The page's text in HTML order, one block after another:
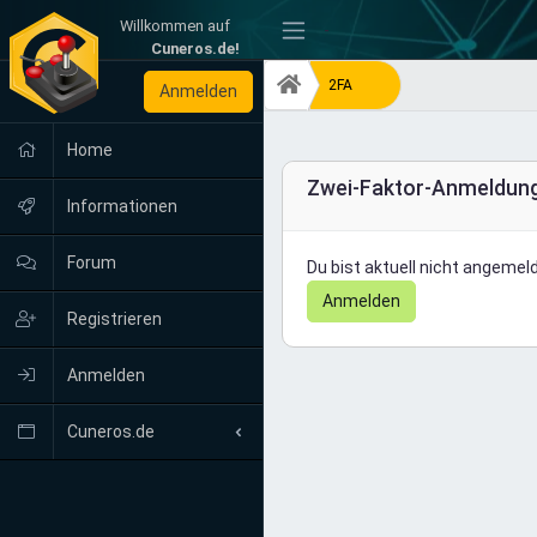
Willkommen auf
Cuneros.de!
-
Anmelden
Home
Informationen
Forum
Registrieren
Anmelden
Cuneros.de
2FA
Zwei-Faktor-
Du bist aktuell nicht
Anmelden